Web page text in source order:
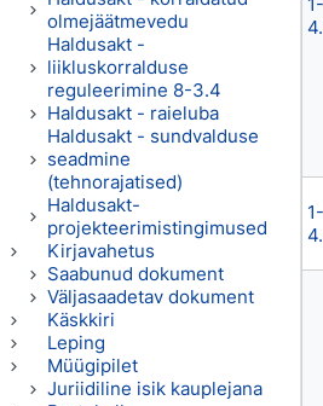
olmejäätmevedu
Haldusakt -
liikluskorralduse
reguleerimine 8-3.4
Haldusakt - raieluba
Haldusakt - sundvalduse
seadmine
(tehnorajatised)
Haldusakt-
projekteerimistingimused
Kirjavahetus
Saabunud dokument
Väljasaadetav dokument
Käskkiri
Leping
Müügipilet
Juriidiline isik kauplejana
1-